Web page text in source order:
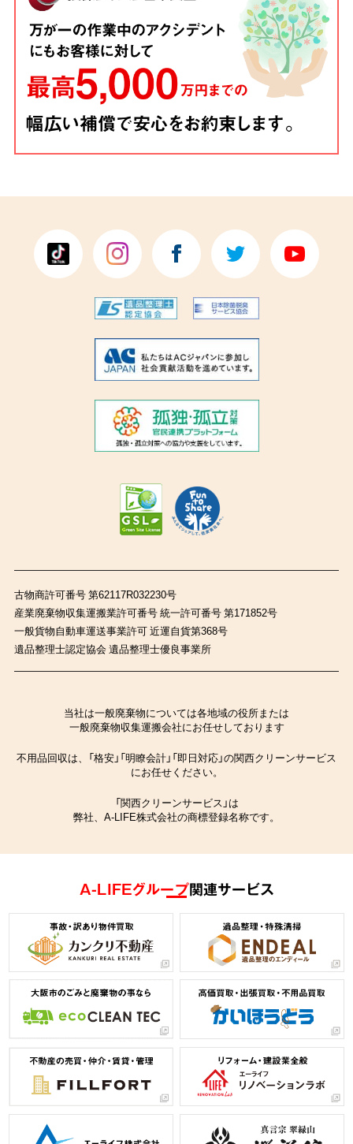
古物商許可番号 第62117R032230号
産業廃棄物収集運搬業許可番号 統一許可番号 第171852号
一般貨物自動車運送事業許可 近運自貨第368号
遺品整理士認定協会 遺品整理士優良事業所
当社は一般廃棄物については各地域の役所または
一般廃棄物収集運搬会社にお任せしております
不用品回収は、「格安」「明瞭会計」「即日対応」の関西クリーンサービス
にお任せください。
「関西クリーンサービス」は
弊社、A-LIFE株式会社の商標登録名称です。
A-LIFEグループ関連サービス